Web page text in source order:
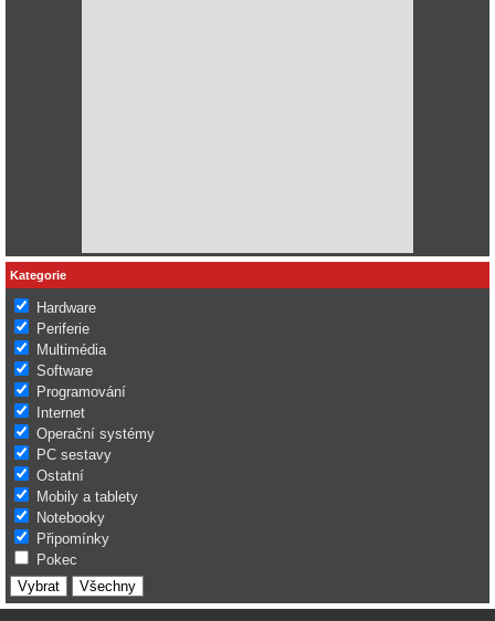
Kategorie
Hardware
Periferie
Multimédia
Software
Programování
Internet
Operační systémy
PC sestavy
Ostatní
Mobily a tablety
Notebooky
Připomínky
Pokec